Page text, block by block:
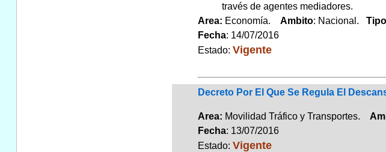
través de agentes mediadores.
Area: Economía. Ambito: Nacional.
Fecha: 14/07/2016
Estado: Vigente
Decreto Por El Que Se Regula El
Area: Movilidad Tráfico y Transportes.
Fecha: 13/07/2016
Estado: Vigente